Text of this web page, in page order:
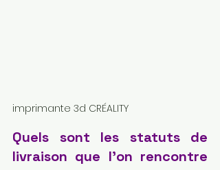
imprimante 3d CRÉALITY
Quels sont les statuts de
livraison que l'on rencontre